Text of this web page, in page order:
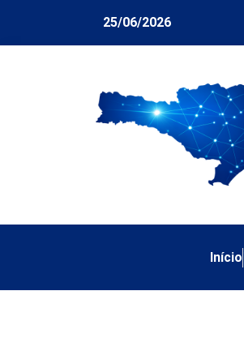
25/06/2026
Início